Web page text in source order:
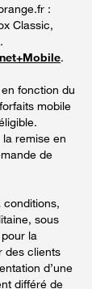
:
Classic,
.
fonction du
mobile
remise en
de
conditions,
sous
la
des clients
d’une
différé de